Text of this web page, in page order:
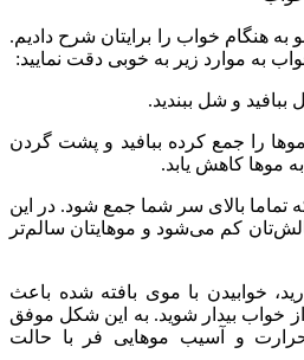
هنگام خواب را برایتان شرح دادیم.
به موارد زیر به خوبی دقت نمایید:
و شل ببندید.
را جمع کرده ببافید و پشت گردن
موها کاهش یابد.
تماما بالای سر شما جمع شود. در این
کم می‌شود و موهایتان سالم‌تر
خوابیدن با موی بافته شده باعث
خواب بیدار شوید. به این شکل موفق
و آسیب موهایی فر با حالت